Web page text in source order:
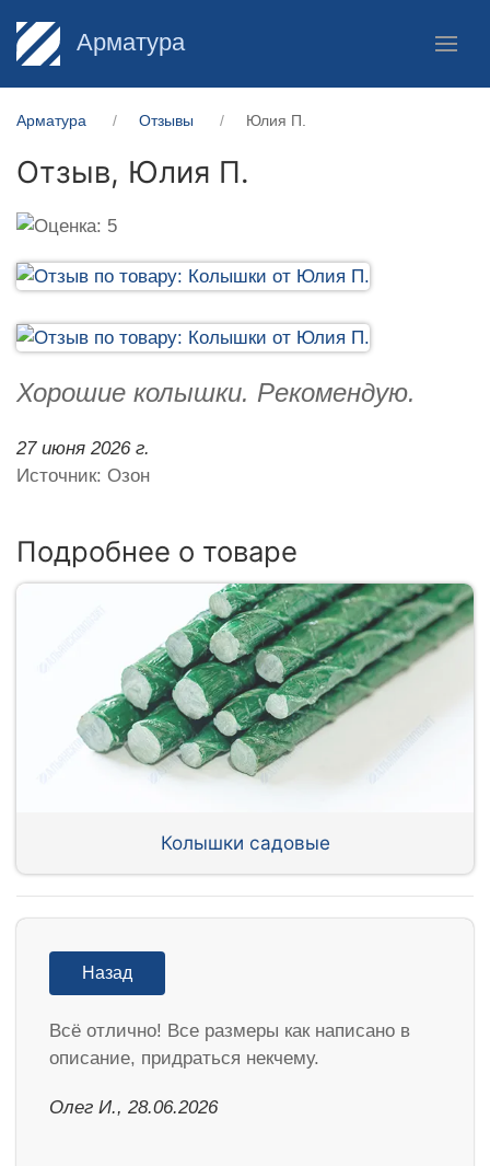
Арматура
Арматура Отзывы Юлия П.
Отзыв, Юлия П.
Хорошие колышки. Рекомендую.
27 июня 2026 г.
Источник: Озон
Подробнее о товаре
Колышки садовые
Назад
Всё отлично! Все размеры как написано в
описание, придраться некчему.
Олег И., 28.06.2026